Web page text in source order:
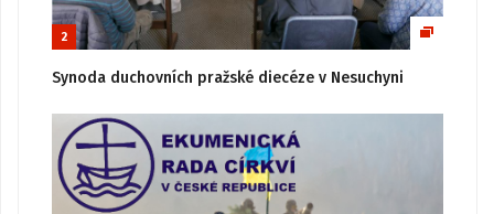
2
Synoda duchovních pražské diecéze v Nesuchyni